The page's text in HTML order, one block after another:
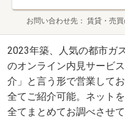
お問い合わせ先 賃貸・売
2023年築、人気の都市
のオンライン内見サービ
介」と言う形で営業して
全てご紹介可能。ネット
全てまとめてお調べさせて